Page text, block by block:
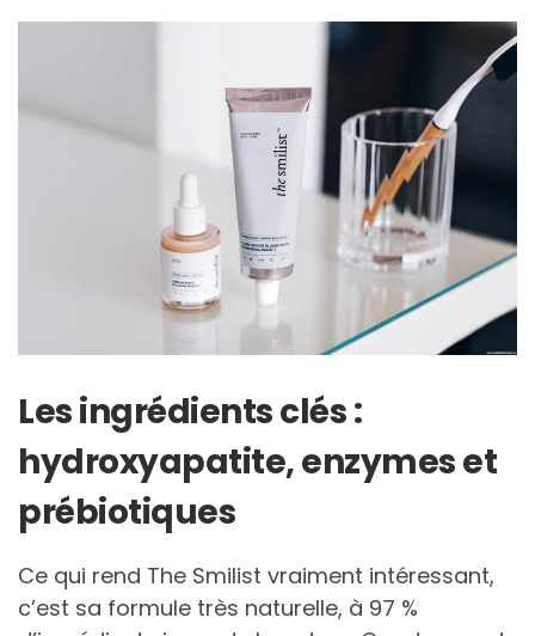
Les ingrédients clés :
hydroxyapatite, enzymes et
prébiotiques
Ce qui rend The Smilist vraiment intéressant,
c’est sa formule très naturelle, à 97 %